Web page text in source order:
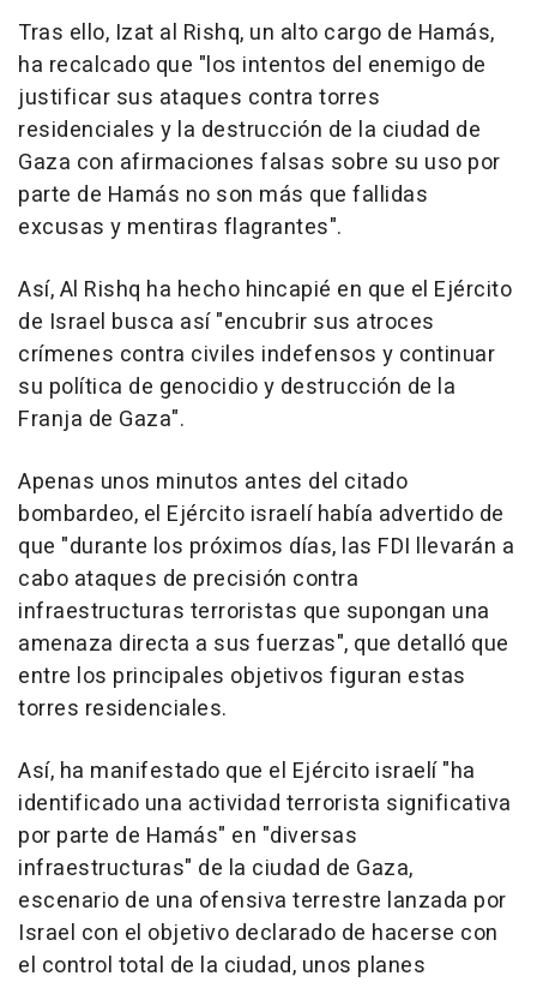
Tras ello, Izat al Rishq, un alto cargo de Hamás,
ha recalcado que "los intentos del enemigo de
justificar sus ataques contra torres
residenciales y la destrucción de la ciudad de
Gaza con afirmaciones falsas sobre su uso por
parte de Hamás no son más que fallidas
excusas y mentiras flagrantes".
Así, Al Rishq ha hecho hincapié en que el Ejército
de Israel busca así "encubrir sus atroces
crímenes contra civiles indefensos y continuar
su política de genocidio y destrucción de la
Franja de Gaza".
Apenas unos minutos antes del citado
bombardeo, el Ejército israelí había advertido de
que "durante los próximos días, las FDI llevarán a
cabo ataques de precisión contra
infraestructuras terroristas que supongan una
amenaza directa a sus fuerzas", que detalló que
entre los principales objetivos figuran estas
torres residenciales.
Así, ha manifestado que el Ejército israelí "ha
identificado una actividad terrorista significativa
por parte de Hamás" en "diversas
infraestructuras" de la ciudad de Gaza,
escenario de una ofensiva terrestre lanzada por
Israel con el objetivo declarado de hacerse con
el control total de la ciudad, unos planes